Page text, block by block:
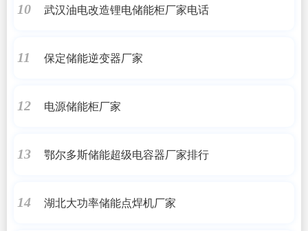
10 武汉油电改造锂电储能柜厂家电话
11 保定储能逆变器厂家
12 电源储能柜厂家
13 鄂尔多斯储能超级电容器厂家排行
14 湖北大功率储能点焊机厂家